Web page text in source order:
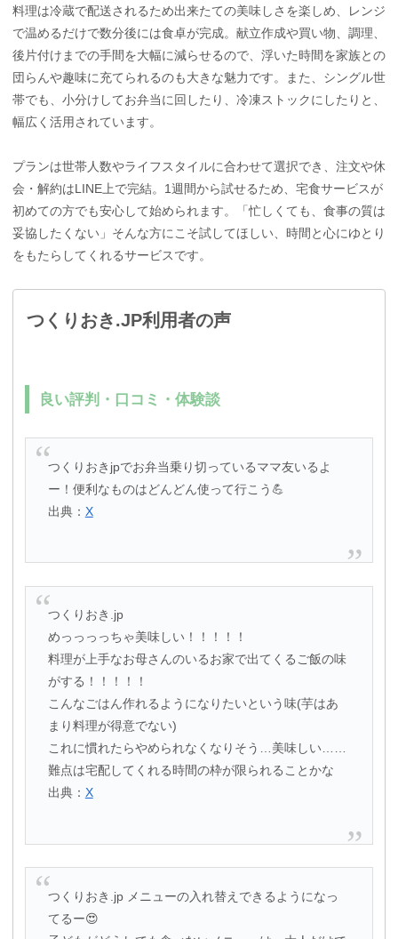
料理は冷蔵で配送されるため出来たての美味しさを楽しめ、レンジ
で温めるだけで数分後には食卓が完成。献立作成や買い物、調理、
後片付けまでの手間を大幅に減らせるので、浮いた時間を家族との
団らんや趣味に充てられるのも大きな魅力です。また、シングル世
帯でも、小分けしてお弁当に回したり、冷凍ストックにしたりと、
幅広く活用されています。
プランは世帯人数やライフスタイルに合わせて選択でき、注文や休
会・解約はLINE上で完結。1週間から試せるため、宅食サービスが
初めての方でも安心して始められます。「忙しくても、食事の質は
妥協したくない」そんな方にこそ試してほしい、時間と心にゆとり
をもたらしてくれるサービスです。
つくりおき.JP利用者の声
良い評判・口コミ・体験談
つくりおきjpでお弁当乗り切っているママ友いるよ
ー！便利なものはどんどん使って行こう💪
出典： X
つくりおき.jp
めっっっっちゃ美味しい！！！！！
料理が上手なお母さんのいるお家で出てくるご飯の味
がする！！！！！
こんなごはん作れるようになりたいという味(芋はあ
まり料理が得意でない)
これに慣れたらやめられなくなりそう…美味しい……
難点は宅配してくれる時間の枠が限られることかな
出典： X
つくりおき.jp メニューの入れ替えできるようになっ
てるー😍